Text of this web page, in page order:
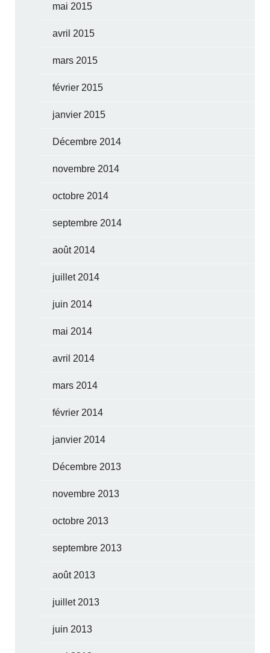
mai 2015
avril 2015
mars 2015
février 2015
janvier 2015
Décembre 2014
novembre 2014
octobre 2014
septembre 2014
août 2014
juillet 2014
juin 2014
mai 2014
avril 2014
mars 2014
février 2014
janvier 2014
Décembre 2013
novembre 2013
octobre 2013
septembre 2013
août 2013
juillet 2013
juin 2013